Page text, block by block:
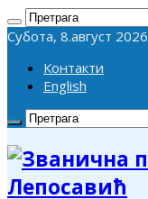
Субота, 8.август 2026
Контакти
English